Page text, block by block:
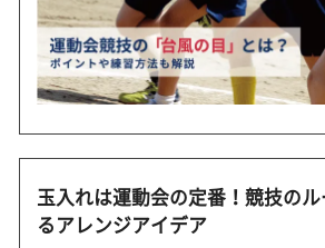
玉入れは運動会の定番！競技の
るアレンジアイデア